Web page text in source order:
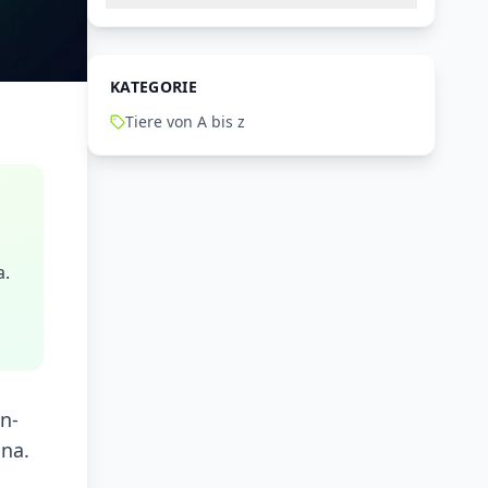
KATEGORIE
Tiere von A bis z